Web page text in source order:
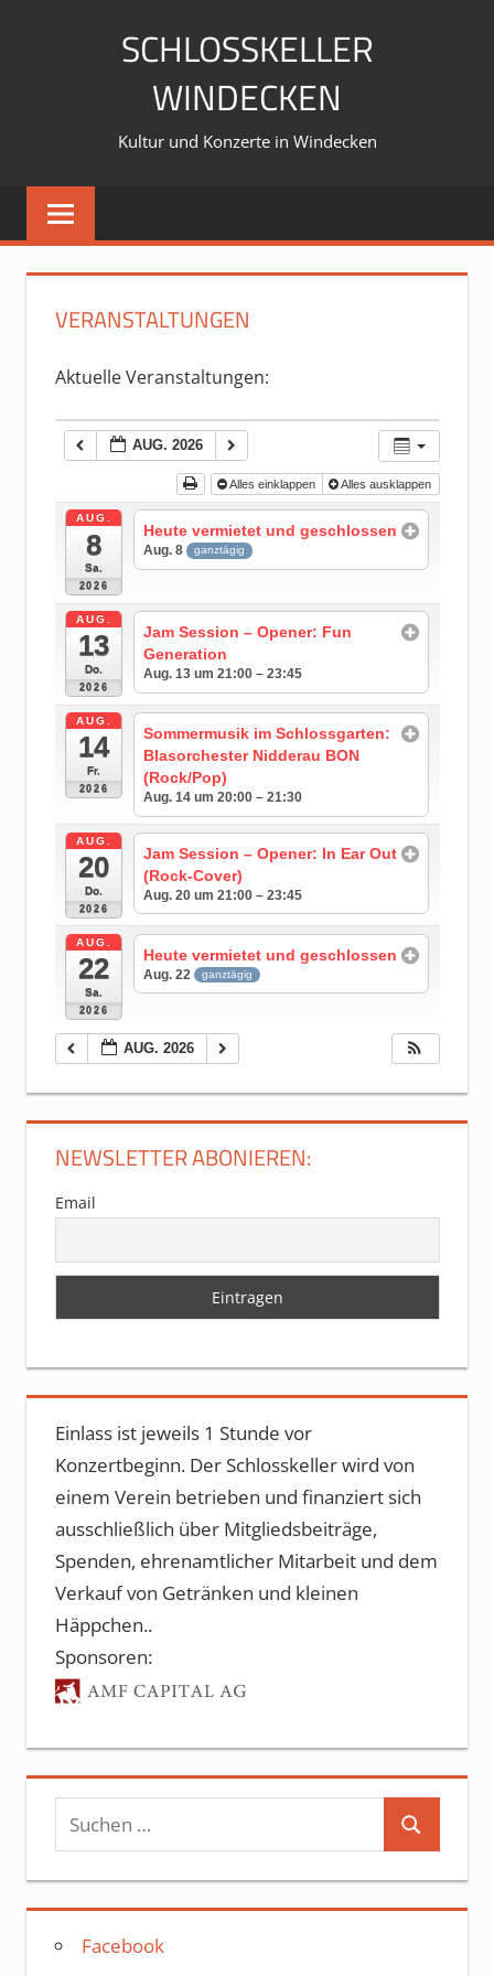
SCHLOSSKELLER
WINDECKEN
Kultur und Konzerte in Windecken
VERANSTALTUNGEN
Aktuelle Veranstaltungen:
AUG. 2026
Alles einklappen Alles ausklappen
AUG.
8
Sa.
2026
Heute vermietet und geschlossen
Aug. 8 ganztägig
AUG.
13
Do.
2026
Jam Session – Opener: Fun
Generation
Aug. 13 um 21:00 – 23:45
AUG.
14
Fr.
2026
Sommermusik im Schlossgarten:
Blasorchester Nidderau BON
(Rock/Pop)
Aug. 14 um 20:00 – 21:30
AUG.
20
Do.
2026
Jam Session – Opener: In Ear Out
(Rock-Cover)
Aug. 20 um 21:00 – 23:45
AUG.
22
Sa.
2026
Heute vermietet und geschlossen
Aug. 22 ganztägig
AUG. 2026
NEWSLETTER ABONIEREN:
Email
Einlass ist jeweils 1 Stunde vor
Konzertbeginn. Der Schlosskeller wird von
einem Verein betrieben und finanziert sich
ausschließlich über Mitgliedsbeiträge,
Spenden, ehrenamtlicher Mitarbeit und dem
Verkauf von Getränken und kleinen
Häppchen..
Sponsoren:
Suchen
nach:
Suchen
Facebook